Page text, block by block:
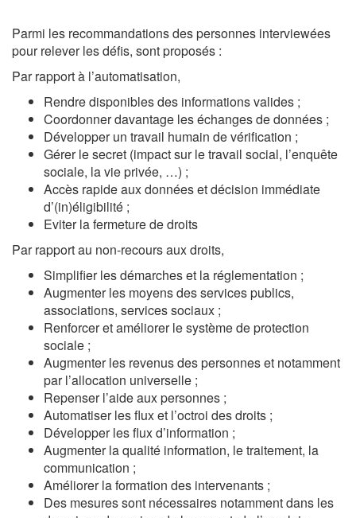
Parmi les recommandations des personnes interviewées
pour relever les défis, sont proposés :
Par rapport à l’automatisation,
Rendre disponibles des informations valides ;
Coordonner davantage les échanges de données ;
Développer un travail humain de vérification ;
Gérer le secret (impact sur le travail social, l’enquête
sociale, la vie privée, …) ;
Accès rapide aux données et décision immédiate
d’(in)éligibilité ;
Eviter la fermeture de droits
Par rapport au non-recours aux droits,
Simplifier les démarches et la réglementation ;
Augmenter les moyens des services publics,
associations, services sociaux ;
Renforcer et améliorer le système de protection
sociale ;
Augmenter les revenus des personnes et notamment
par l’allocation universelle ;
Repenser l’aide aux personnes ;
Automatiser les flux et l’octroi des droits ;
Développer les flux d’information ;
Augmenter la qualité information, le traitement, la
communication ;
Améliorer la formation des intervenants ;
Des mesures sont nécessaires notamment dans les